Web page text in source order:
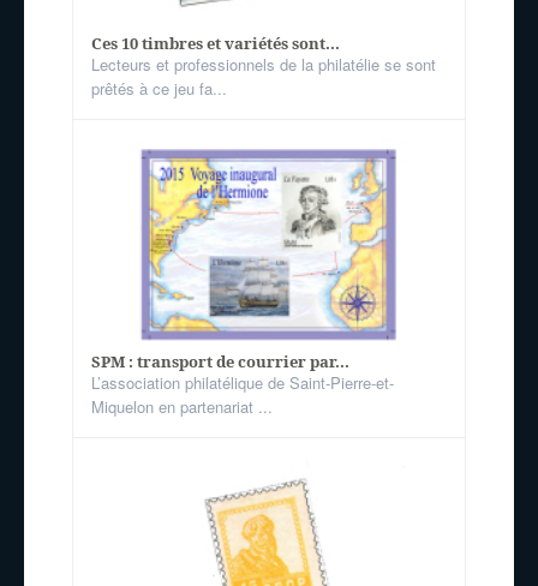
Ces 10 timbres et variétés sont...
Lecteurs et professionnels de la philatélie se sont
prêtés à ce jeu fa...
SPM : transport de courrier par...
L’association philatélique de Saint-Pierre-et-
Miquelon en partenariat ...